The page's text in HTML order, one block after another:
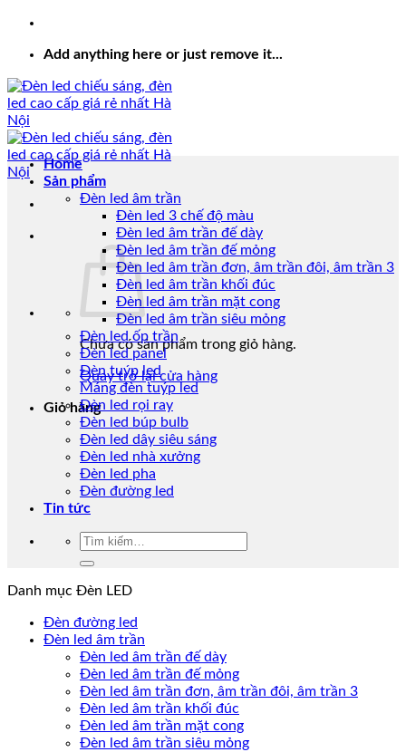
Add anything here or just remove it...
Chưa có sản phẩm trong giỏ hàng.
Quay trở lại cửa hàng
Giỏ hàng
Home
Sản phẩm
Đèn led âm trần
Đèn led 3 chế độ màu
Đèn led âm trần đế dày
Đèn led âm trần đế mỏng
Đèn led âm trần đơn, âm trần đôi, âm trần 3
Đèn led âm trần khối đúc
Đèn led âm trần mặt cong
Đèn led âm trần siêu mỏng
Đèn led ốp trần
Đèn led panel
Đèn tuýp led
Máng đèn tuýp led
Đèn led rọi ray
Đèn led búp bulb
Đèn led dây siêu sáng
Đèn led nhà xưởng
Đèn led pha
Đèn đường led
Tin tức
Tìm
Danh mục Đèn LED
Đèn đường led
Đèn led âm trần
Đèn led âm trần đế dày
Đèn led âm trần đế mỏng
Đèn led âm trần đơn, âm trần đôi, âm trần 3
Đèn led âm trần khối đúc
Đèn led âm trần mặt cong
Đèn led âm trần siêu mỏng